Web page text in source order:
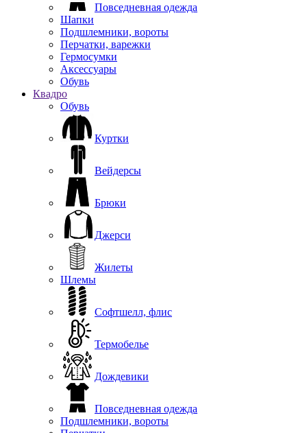
Повседневная одежда
Шапки
Подшлемники, вороты
Перчатки, варежки
Гермосумки
Аксессуары
Обувь
Квадро
Обувь
Куртки
Вейдерсы
Брюки
Джерси
Жилеты
Шлемы
Софтшелл, флис
Термобелье
Дождевики
Повседневная одежда
Подшлемники, вороты